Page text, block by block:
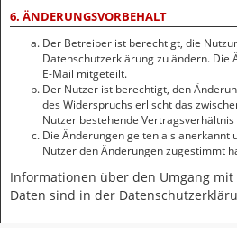
6. ÄNDERUNGSVORBEHALT
Der Betreiber ist berechtigt, die
Datenschutzerklärung zu ändern. Die
E-Mail mitgeteilt.
Der Nutzer ist berechtigt, den
des Widerspruchs erlischt das
Nutzer bestehende
Die Änderungen gelten als anerkannt
Nutzer den Änderungen zugestimmt
Informationen über den Umgang
Daten sind in der